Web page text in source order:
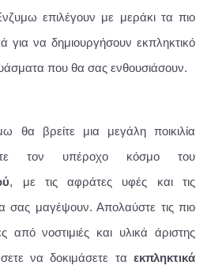
επιλέγουν με μεράκι τα πιο
για να δημιουργήσουν εκπληκτικό
που θα σας ενθουσιάσουν.
θα βρείτε μια μεγάλη ποικιλία
τον υπέροχο κόσμο του
, με τις αφράτες υφές και τις
σας μαγέψουν. Απολαύστε τις πιο
από νοστιμιές και υλικά άριστης
να δοκιμάσετε τα εκπληκτικά